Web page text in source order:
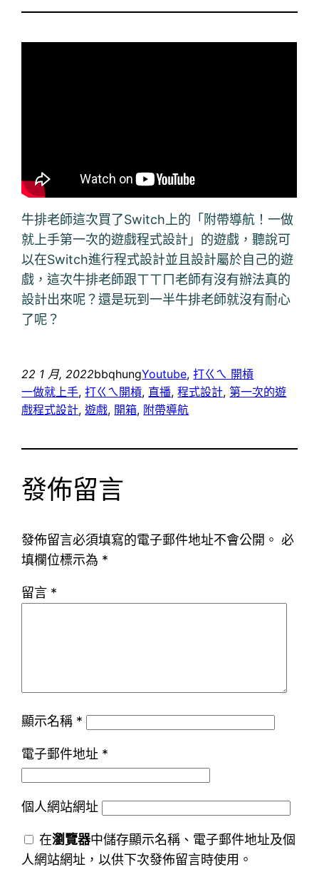
牛排老師這次買了Switch上的「附帶導航！一做
就上手第一次的遊戲程式設計」的遊戲，聽說可
以在Switch進行程式設計並且設計屬於自己的遊
戲，這次牛排老師跟ㄒㄒㄇ老師有沒有辦法真的
設計出來呢？還是玩到一半牛排老師就沒有耐心
了呢？
22 1 月, 2022bbqhungYoutube, 打ㄍㄟ 開槓
一做就上手, 打ㄍㄟ開槓, 直播, 程式設計, 第一次的遊
戲程式設計, 遊戲, 開箱, 附帶導航
發佈留言
發佈留言必須填寫的電子郵件地址不會公開。 必
填欄位標示為 *
留言 *
顯示名稱 *
電子郵件地址 *
個人網站網址
在瀏覽器中儲存顯示名稱、電子郵件地址及個
人網站網址，以供下次發佈留言時使用。